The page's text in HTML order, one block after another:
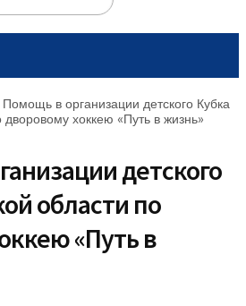
Помощь в организации детского Кубка
дворовому хоккею «Путь в жизнь»
детского
области по
«Путь в